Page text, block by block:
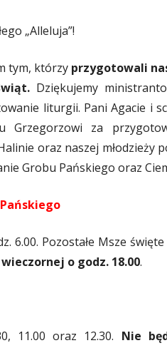
„Alleluja”!
tym, którzy przygotowali
Dziękujemy
liturgii. Pani Agacie i
za
oraz naszej młodzieży
Grobu Pańskiego oraz
6.00. Pozostałe Msze
o godz. 18.00.
11.00 oraz 12.30. Nie